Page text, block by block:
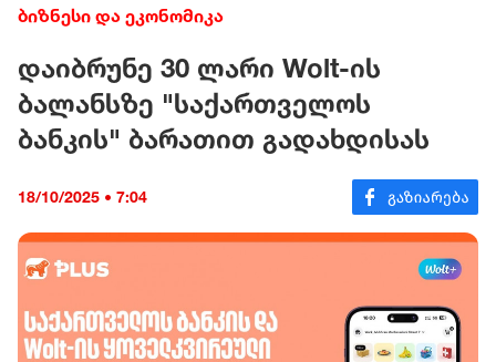
ბიზნესი და ეკონომიკა
დაიბრუნე 30 ლარი Wolt-ის
ბალანსზე "საქართველოს
ბანკის" ბარათით გადახდისას
18/10/2025 • 7:04